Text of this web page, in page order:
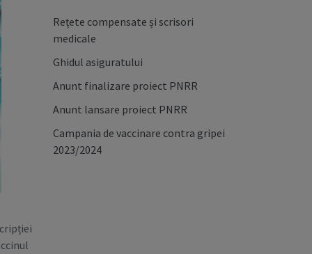
Rețete compensate și scrisori
medicale
Ghidul asiguratului
Anunt finalizare proiect PNRR
Anunt lansare proiect PNRR
Campania de vaccinare contra gripei
2023/2024